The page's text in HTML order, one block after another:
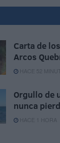
Carta de
Arcos
HACE 52
Orgullo de
nunca
HACE 1 HORA